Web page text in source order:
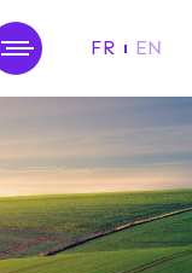
FR EN